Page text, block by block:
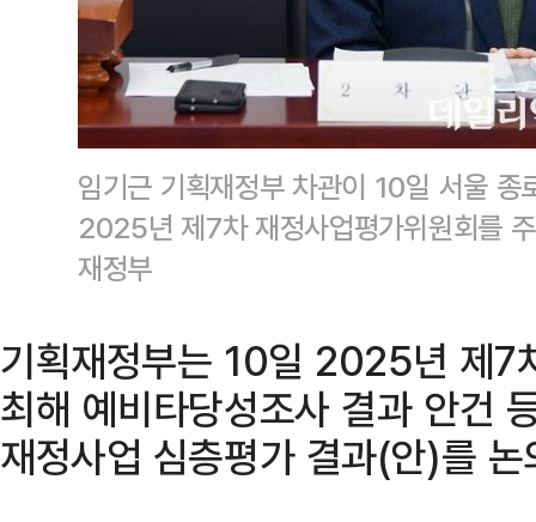
임기근 기획재정부 차관이 10일 서울 종
2025년 제7차 재정사업평가위원회를
재정부
기획재정부는 10일 2025년 제7
최해 예비타당성조사 결과 안건
재정사업 심층평가 결과(안)를 논